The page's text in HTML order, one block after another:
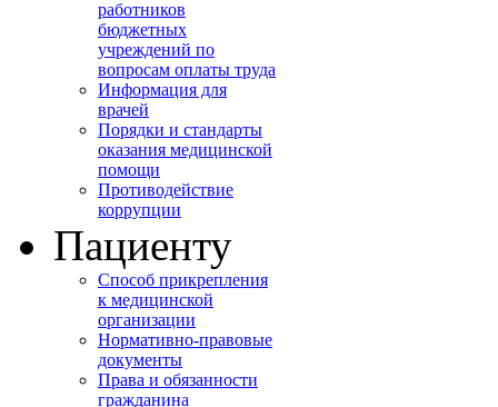
работников
бюджетных
учреждений по
вопросам оплаты труда
Информация для
врачей
Порядки и стандарты
оказания медицинской
помощи
Противодействие
коррупции
Пациенту
Способ прикрепления
к медицинской
организации
Нормативно-правовые
документы
Права и обязанности
гражданина